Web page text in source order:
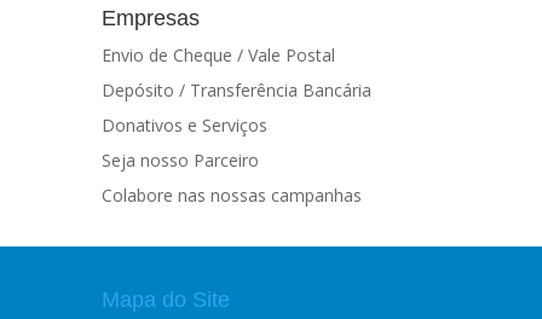
Empresas
Envio de Cheque / Vale Postal
Depósito / Transferência Bancária
Donativos e Serviços
Seja nosso Parceiro
Colabore nas nossas campanhas
Mapa do Site